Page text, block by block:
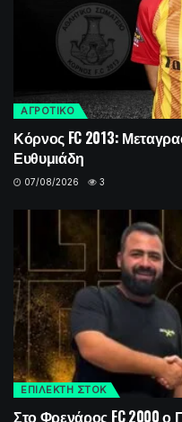
ΑΓΡΟΤΙΚΟ
Κόρνος FC 2013:
Ευθυμιάδη
07/08/2026 3
ΕΠΙΛΕΚΤΗ ΣΤΟΚ
Στο Φρενάρος FC 2000 ο